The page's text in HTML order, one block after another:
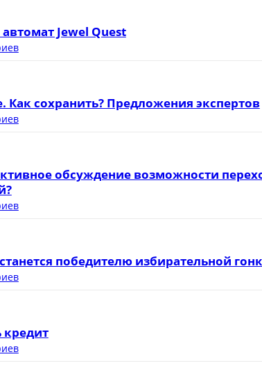
Jewel Quest
Как сохранить? Предложения экспертов
обсуждение возможности
победителю избирательной
кредит